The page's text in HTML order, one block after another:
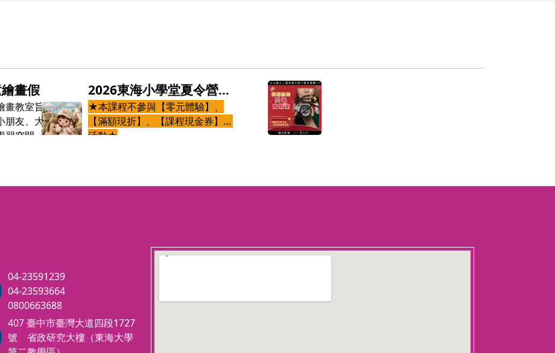
畫假日班
畫教室旨在提供喜愛藝術創
朋友、大朋友一個愉快且充
習空間。
2026東海小學堂夏令營
(八月)─8/18-8/20小馬FU
N假趣
★本課程不參與【零元體驗】、
【滿額現折】、【課程現金券】等
活動★
好。
提升自信與團隊默契，與馬兒一同
參與成長，互相扶持、互相信任，
當一道閃電劃破天空，電力的奧秘
開啟了現代科技的時代。
透過有趣的實驗與動手操作，從電
04-23591239
04-23593664
0800663688
407 臺中市臺灣大道四段1727
號 省政研究大樓（東海大學
123 movies